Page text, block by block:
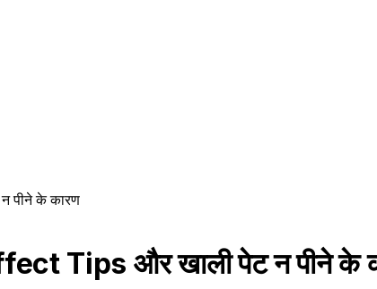
न पीने के कारण
Tips और खाली पेट न पीने के